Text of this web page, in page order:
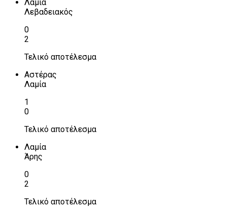
Λαμία
Λεβαδειακός
0
2
Τελικό αποτέλεσμα
Αστέρας
Λαμία
1
0
Τελικό αποτέλεσμα
Λαμία
Άρης
0
2
Τελικό αποτέλεσμα